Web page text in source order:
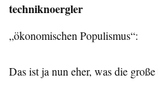
techniknoergler
„ökonomischen Populismus“:
Das ist ja nun eher, was die